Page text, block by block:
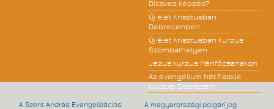
Dicsvez képzés?
Új élet Krisztusban
Debrecenben
Új élet Krisztusban kurzus
Szombathelyen
Jézus kurzus Ménfőcsanakon
Az evangélium hét fiatalja
kurzus, Debrecen
A Szent András Evangelizációs
A magyarországi polgári jog